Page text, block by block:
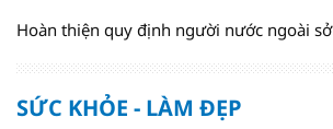
Hoàn thiện quy định người nước ngoài
SỨC KHỎE - LÀM ĐẸP